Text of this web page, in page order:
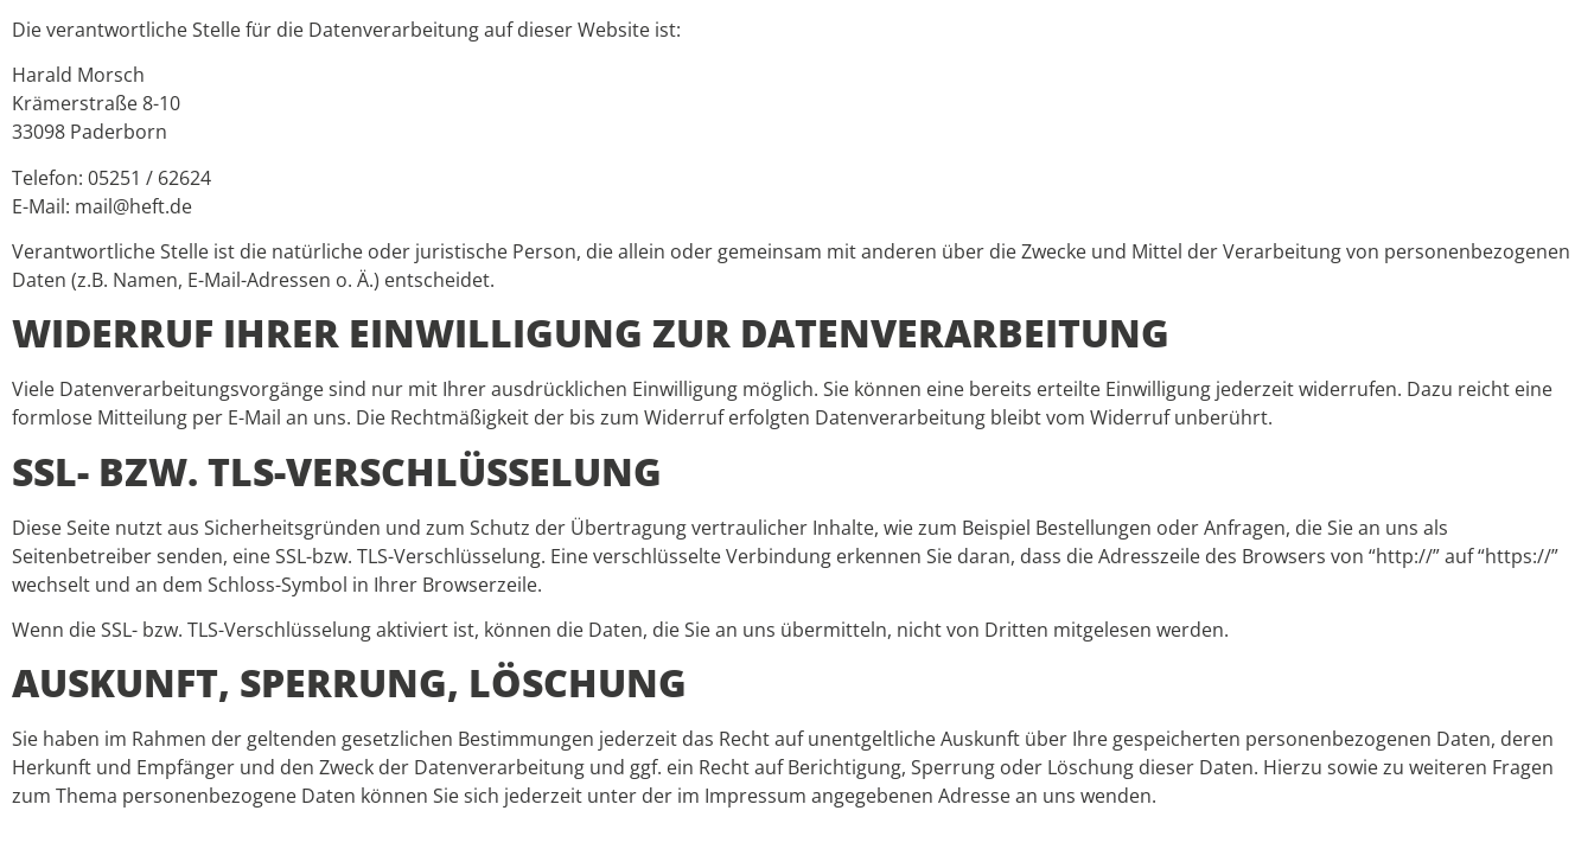
Die verantwortliche Stelle für die Datenverarbeitung auf dieser Website ist:
Harald Morsch
Krämerstraße 8-10
33098 Paderborn
Telefon: 05251 / 62624
E-Mail: mail@heft.de
Verantwortliche Stelle ist die natürliche oder juristische Person, die allein oder gemeinsam mit anderen über die Zwecke und Mittel der Verarbeitung von personenbezogenen
Daten (z.B. Namen, E-Mail-Adressen o. Ä.) entscheidet.
WIDERRUF IHRER EINWILLIGUNG ZUR DATENVERARBEITUNG
Viele Datenverarbeitungsvorgänge sind nur mit Ihrer ausdrücklichen Einwilligung möglich. Sie können eine bereits erteilte Einwilligung jederzeit widerrufen. Dazu reicht eine
formlose Mitteilung per E-Mail an uns. Die Rechtmäßigkeit der bis zum Widerruf erfolgten Datenverarbeitung bleibt vom Widerruf unberührt.
SSL- BZW. TLS-VERSCHLÜSSELUNG
Diese Seite nutzt aus Sicherheitsgründen und zum Schutz der Übertragung vertraulicher Inhalte, wie zum Beispiel Bestellungen oder Anfragen, die Sie an uns als
Seitenbetreiber senden, eine SSL-bzw. TLS-Verschlüsselung. Eine verschlüsselte Verbindung erkennen Sie daran, dass die Adresszeile des Browsers von “http://” auf “https://”
wechselt und an dem Schloss-Symbol in Ihrer Browserzeile.
Wenn die SSL- bzw. TLS-Verschlüsselung aktiviert ist, können die Daten, die Sie an uns übermitteln, nicht von Dritten mitgelesen werden.
AUSKUNFT, SPERRUNG, LÖSCHUNG
Sie haben im Rahmen der geltenden gesetzlichen Bestimmungen jederzeit das Recht auf unentgeltliche Auskunft über Ihre gespeicherten personenbezogenen Daten, deren
Herkunft und Empfänger und den Zweck der Datenverarbeitung und ggf. ein Recht auf Berichtigung, Sperrung oder Löschung dieser Daten. Hierzu sowie zu weiteren Fragen
zum Thema personenbezogene Daten können Sie sich jederzeit unter der im Impressum angegebenen Adresse an uns wenden.